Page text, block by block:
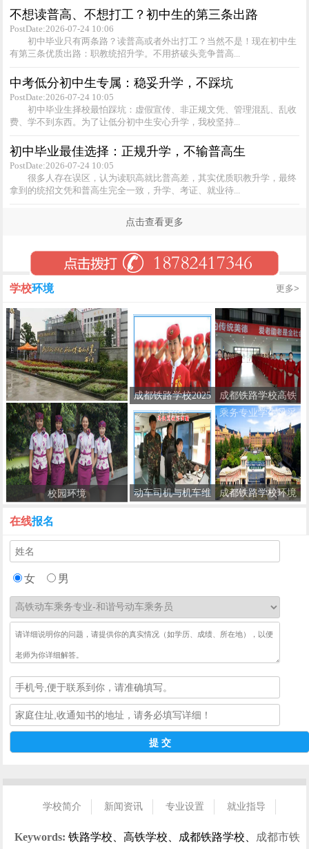
不想读普高、不想打工？初中生的第三条出路
PostDate:2026-07-24 10:06
初中毕业只有两条路？读普高或者外出打工？当然不是！现在初中生
有第三条优质出路：职教统招升学。不用挤破头竞争普高...
中考低分初中生专属：稳妥升学，不踩坑
PostDate:2026-07-24 10:05
初中毕业生择校最怕踩坑：虚假宣传、非正规文凭、管理混乱、乱收
费、学不到东西。为了让低分初中生安心升学，我校坚持...
初中毕业最佳选择：正规升学，不输普高生
PostDate:2026-07-24 10:05
很多人存在误区，认为读职高就比普高差，其实优质职教升学，最终
拿到的统招文凭和普高生完全一致，升学、考证、就业待...
点击查看更多
学校环境 更多>
校园环境
成都铁路学校2025
年招生
成都铁路学校高铁
乘务专业学生风采
动车司机与机车维
成都铁路学校环境
在线报名
女 男
学校简介 新闻资讯 专业设置
就业指导
联系我们
Keywords: 铁路学校、高铁学校、成都铁路学校、 成都市铁